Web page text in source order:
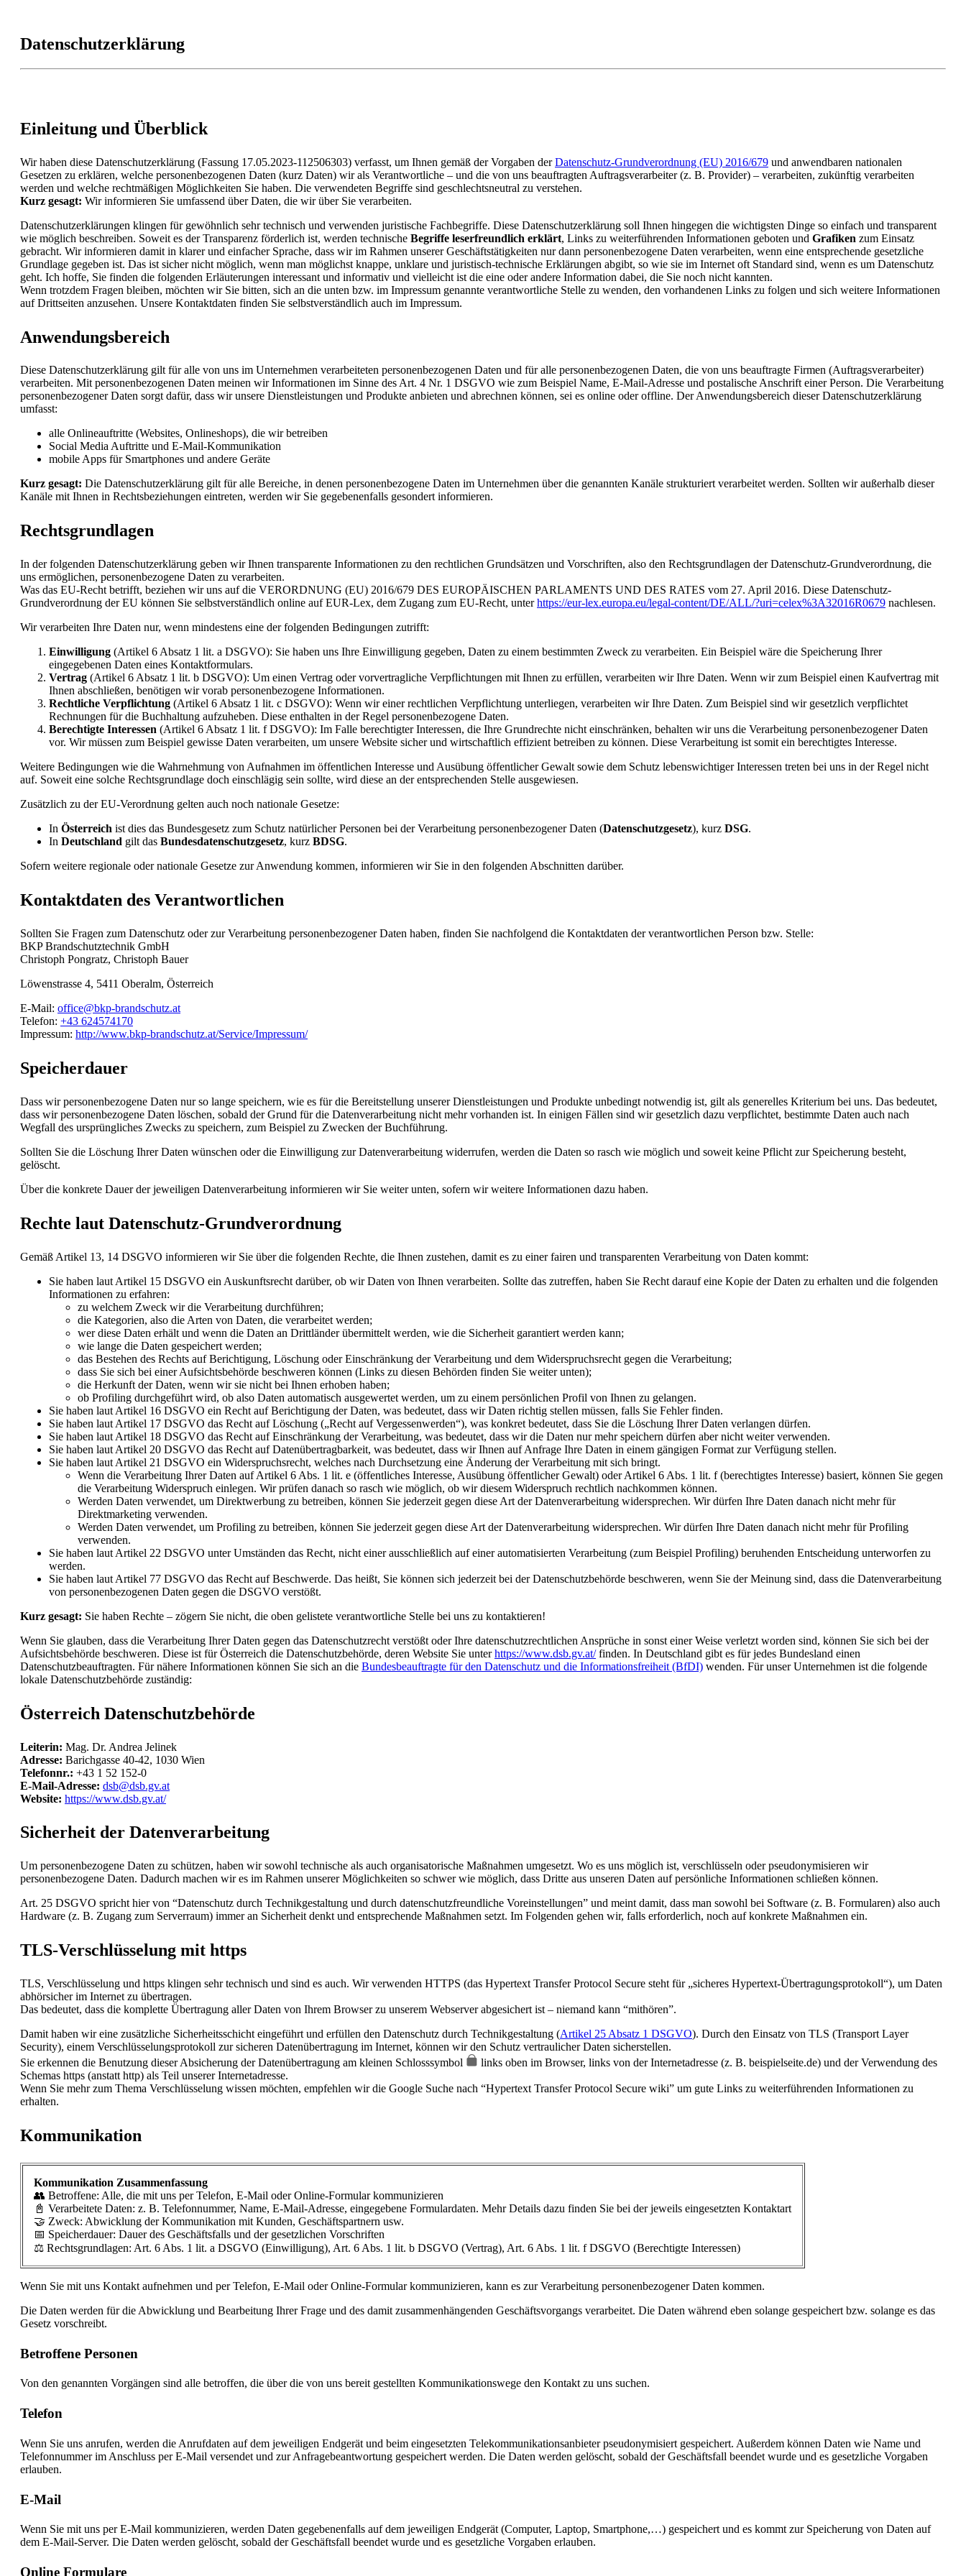
Datenschutzerklärung
Einleitung und Überblick
Wir haben diese Datenschutzerklärung (Fassung 17.05.2023-112506303) verfasst, um Ihnen gemäß der Vorgaben der Datenschutz-Grundverordnung (EU) 2016/679 und anwendbaren nationalen
Gesetzen zu erklären, welche personenbezogenen Daten (kurz Daten) wir als Verantwortliche – und die von uns beauftragten Auftragsverarbeiter (z. B. Provider) – verarbeiten, zukünftig verarbeiten
werden und welche rechtmäßigen Möglichkeiten Sie haben. Die verwendeten Begriffe sind geschlechtsneutral zu verstehen.
Kurz gesagt: Wir informieren Sie umfassend über Daten, die wir über Sie verarbeiten.
Datenschutzerklärungen klingen für gewöhnlich sehr technisch und verwenden juristische Fachbegriffe. Diese Datenschutzerklärung soll Ihnen hingegen die wichtigsten Dinge so einfach und transparent
wie möglich beschreiben. Soweit es der Transparenz förderlich ist, werden technische Begriffe leserfreundlich erklärt, Links zu weiterführenden Informationen geboten und Grafiken zum Einsatz
gebracht. Wir informieren damit in klarer und einfacher Sprache, dass wir im Rahmen unserer Geschäftstätigkeiten nur dann personenbezogene Daten verarbeiten, wenn eine entsprechende gesetzliche
Grundlage gegeben ist. Das ist sicher nicht möglich, wenn man möglichst knappe, unklare und juristisch-technische Erklärungen abgibt, so wie sie im Internet oft Standard sind, wenn es um Datenschutz
geht. Ich hoffe, Sie finden die folgenden Erläuterungen interessant und informativ und vielleicht ist die eine oder andere Information dabei, die Sie noch nicht kannten.
Wenn trotzdem Fragen bleiben, möchten wir Sie bitten, sich an die unten bzw. im Impressum genannte verantwortliche Stelle zu wenden, den vorhandenen Links zu folgen und sich weitere Informationen
auf Drittseiten anzusehen. Unsere Kontaktdaten finden Sie selbstverständlich auch im Impressum.
Anwendungsbereich
Diese Datenschutzerklärung gilt für alle von uns im Unternehmen verarbeiteten personenbezogenen Daten und für alle personenbezogenen Daten, die von uns beauftragte Firmen (Auftragsverarbeiter)
verarbeiten. Mit personenbezogenen Daten meinen wir Informationen im Sinne des Art. 4 Nr. 1 DSGVO wie zum Beispiel Name, E-Mail-Adresse und postalische Anschrift einer Person. Die Verarbeitung
personenbezogener Daten sorgt dafür, dass wir unsere Dienstleistungen und Produkte anbieten und abrechnen können, sei es online oder offline. Der Anwendungsbereich dieser Datenschutzerklärung
umfasst:
alle Onlineauftritte (Websites, Onlineshops), die wir betreiben
Social Media Auftritte und E-Mail-Kommunikation
mobile Apps für Smartphones und andere Geräte
Kurz gesagt: Die Datenschutzerklärung gilt für alle Bereiche, in denen personenbezogene Daten im Unternehmen über die genannten Kanäle strukturiert verarbeitet werden. Sollten wir außerhalb dieser
Kanäle mit Ihnen in Rechtsbeziehungen eintreten, werden wir Sie gegebenenfalls gesondert informieren.
Rechtsgrundlagen
In der folgenden Datenschutzerklärung geben wir Ihnen transparente Informationen zu den rechtlichen Grundsätzen und Vorschriften, also den Rechtsgrundlagen der Datenschutz-Grundverordnung, die
uns ermöglichen, personenbezogene Daten zu verarbeiten.
Was das EU-Recht betrifft, beziehen wir uns auf die VERORDNUNG (EU) 2016/679 DES EUROPÄISCHEN PARLAMENTS UND DES RATES vom 27. April 2016. Diese Datenschutz-
Grundverordnung der EU können Sie selbstverständlich online auf EUR-Lex, dem Zugang zum EU-Recht, unter https://eur-lex.europa.eu/legal-content/DE/ALL/?uri=celex%3A32016R0679 nachlesen.
Wir verarbeiten Ihre Daten nur, wenn mindestens eine der folgenden Bedingungen zutrifft:
Einwilligung (Artikel 6 Absatz 1 lit. a DSGVO): Sie haben uns Ihre Einwilligung gegeben, Daten zu einem bestimmten Zweck zu verarbeiten. Ein Beispiel wäre die Speicherung Ihrer
eingegebenen Daten eines Kontaktformulars.
Vertrag (Artikel 6 Absatz 1 lit. b DSGVO): Um einen Vertrag oder vorvertragliche Verpflichtungen mit Ihnen zu erfüllen, verarbeiten wir Ihre Daten. Wenn wir zum Beispiel einen Kaufvertrag mit
Ihnen abschließen, benötigen wir vorab personenbezogene Informationen.
Rechtliche Verpflichtung (Artikel 6 Absatz 1 lit. c DSGVO): Wenn wir einer rechtlichen Verpflichtung unterliegen, verarbeiten wir Ihre Daten. Zum Beispiel sind wir gesetzlich verpflichtet
Rechnungen für die Buchhaltung aufzuheben. Diese enthalten in der Regel personenbezogene Daten.
Berechtigte Interessen (Artikel 6 Absatz 1 lit. f DSGVO): Im Falle berechtigter Interessen, die Ihre Grundrechte nicht einschränken, behalten wir uns die Verarbeitung personenbezogener Daten
vor. Wir müssen zum Beispiel gewisse Daten verarbeiten, um unsere Website sicher und wirtschaftlich effizient betreiben zu können. Diese Verarbeitung ist somit ein berechtigtes Interesse.
Weitere Bedingungen wie die Wahrnehmung von Aufnahmen im öffentlichen Interesse und Ausübung öffentlicher Gewalt sowie dem Schutz lebenswichtiger Interessen treten bei uns in der Regel nicht
auf. Soweit eine solche Rechtsgrundlage doch einschlägig sein sollte, wird diese an der entsprechenden Stelle ausgewiesen.
Zusätzlich zu der EU-Verordnung gelten auch noch nationale Gesetze:
In Österreich ist dies das Bundesgesetz zum Schutz natürlicher Personen bei der Verarbeitung personenbezogener Daten (Datenschutzgesetz), kurz DSG.
In Deutschland gilt das Bundesdatenschutzgesetz, kurz BDSG.
Sofern weitere regionale oder nationale Gesetze zur Anwendung kommen, informieren wir Sie in den folgenden Abschnitten darüber.
Kontaktdaten des Verantwortlichen
Sollten Sie Fragen zum Datenschutz oder zur Verarbeitung personenbezogener Daten haben, finden Sie nachfolgend die Kontaktdaten der verantwortlichen Person bzw. Stelle:
BKP Brandschutztechnik GmbH
Christoph Pongratz, Christoph Bauer
Löwenstrasse 4, 5411 Oberalm, Österreich
E-Mail: office@bkp-brandschutz.at
Telefon: +43 624574170
Impressum: http://www.bkp-brandschutz.at/Service/Impressum/
Speicherdauer
Dass wir personenbezogene Daten nur so lange speichern, wie es für die Bereitstellung unserer Dienstleistungen und Produkte unbedingt notwendig ist, gilt als generelles Kriterium bei uns. Das bedeutet,
dass wir personenbezogene Daten löschen, sobald der Grund für die Datenverarbeitung nicht mehr vorhanden ist. In einigen Fällen sind wir gesetzlich dazu verpflichtet, bestimmte Daten auch nach
Wegfall des ursprüngliches Zwecks zu speichern, zum Beispiel zu Zwecken der Buchführung.
Sollten Sie die Löschung Ihrer Daten wünschen oder die Einwilligung zur Datenverarbeitung widerrufen, werden die Daten so rasch wie möglich und soweit keine Pflicht zur Speicherung besteht,
gelöscht.
Über die konkrete Dauer der jeweiligen Datenverarbeitung informieren wir Sie weiter unten, sofern wir weitere Informationen dazu haben.
Rechte laut Datenschutz-Grundverordnung
Gemäß Artikel 13, 14 DSGVO informieren wir Sie über die folgenden Rechte, die Ihnen zustehen, damit es zu einer fairen und transparenten Verarbeitung von Daten kommt:
Sie haben laut Artikel 15 DSGVO ein Auskunftsrecht darüber, ob wir Daten von Ihnen verarbeiten. Sollte das zutreffen, haben Sie Recht darauf eine Kopie der Daten zu erhalten und die folgenden
Informationen zu erfahren:
zu welchem Zweck wir die Verarbeitung durchführen;
die Kategorien, also die Arten von Daten, die verarbeitet werden;
wer diese Daten erhält und wenn die Daten an Drittländer übermittelt werden, wie die Sicherheit garantiert werden kann;
wie lange die Daten gespeichert werden;
das Bestehen des Rechts auf Berichtigung, Löschung oder Einschränkung der Verarbeitung und dem Widerspruchsrecht gegen die Verarbeitung;
dass Sie sich bei einer Aufsichtsbehörde beschweren können (Links zu diesen Behörden finden Sie weiter unten);
die Herkunft der Daten, wenn wir sie nicht bei Ihnen erhoben haben;
ob Profiling durchgeführt wird, ob also Daten automatisch ausgewertet werden, um zu einem persönlichen Profil von Ihnen zu gelangen.
Sie haben laut Artikel 16 DSGVO ein Recht auf Berichtigung der Daten, was bedeutet, dass wir Daten richtig stellen müssen, falls Sie Fehler finden.
Sie haben laut Artikel 17 DSGVO das Recht auf Löschung („Recht auf Vergessenwerden“), was konkret bedeutet, dass Sie die Löschung Ihrer Daten verlangen dürfen.
Sie haben laut Artikel 18 DSGVO das Recht auf Einschränkung der Verarbeitung, was bedeutet, dass wir die Daten nur mehr speichern dürfen aber nicht weiter verwenden.
Sie haben laut Artikel 20 DSGVO das Recht auf Datenübertragbarkeit, was bedeutet, dass wir Ihnen auf Anfrage Ihre Daten in einem gängigen Format zur Verfügung stellen.
Sie haben laut Artikel 21 DSGVO ein Widerspruchsrecht, welches nach Durchsetzung eine Änderung der Verarbeitung mit sich bringt.
Wenn die Verarbeitung Ihrer Daten auf Artikel 6 Abs. 1 lit. e (öffentliches Interesse, Ausübung öffentlicher Gewalt) oder Artikel 6 Abs. 1 lit. f (berechtigtes Interesse) basiert, können Sie gegen
die Verarbeitung Widerspruch einlegen. Wir prüfen danach so rasch wie möglich, ob wir diesem Widerspruch rechtlich nachkommen können.
Werden Daten verwendet, um Direktwerbung zu betreiben, können Sie jederzeit gegen diese Art der Datenverarbeitung widersprechen. Wir dürfen Ihre Daten danach nicht mehr für
Direktmarketing verwenden.
Werden Daten verwendet, um Profiling zu betreiben, können Sie jederzeit gegen diese Art der Datenverarbeitung widersprechen. Wir dürfen Ihre Daten danach nicht mehr für Profiling
verwenden.
Sie haben laut Artikel 22 DSGVO unter Umständen das Recht, nicht einer ausschließlich auf einer automatisierten Verarbeitung (zum Beispiel Profiling) beruhenden Entscheidung unterworfen zu
werden.
Sie haben laut Artikel 77 DSGVO das Recht auf Beschwerde. Das heißt, Sie können sich jederzeit bei der Datenschutzbehörde beschweren, wenn Sie der Meinung sind, dass die Datenverarbeitung
von personenbezogenen Daten gegen die DSGVO verstößt.
Kurz gesagt: Sie haben Rechte – zögern Sie nicht, die oben gelistete verantwortliche Stelle bei uns zu kontaktieren!
Wenn Sie glauben, dass die Verarbeitung Ihrer Daten gegen das Datenschutzrecht verstößt oder Ihre datenschutzrechtlichen Ansprüche in sonst einer Weise verletzt worden sind, können Sie sich bei der
Aufsichtsbehörde beschweren. Diese ist für Österreich die Datenschutzbehörde, deren Website Sie unter https://www.dsb.gv.at/ finden. In Deutschland gibt es für jedes Bundesland einen
Datenschutzbeauftragten. Für nähere Informationen können Sie sich an die Bundesbeauftragte für den Datenschutz und die Informationsfreiheit (BfDI) wenden. Für unser Unternehmen ist die folgende
lokale Datenschutzbehörde zuständig:
Österreich Datenschutzbehörde
Leiterin: Mag. Dr. Andrea Jelinek
Adresse: Barichgasse 40-42, 1030 Wien
Telefonnr.: +43 1 52 152-0
E-Mail-Adresse: dsb@dsb.gv.at
Website: https://www.dsb.gv.at/
Sicherheit der Datenverarbeitung
Um personenbezogene Daten zu schützen, haben wir sowohl technische als auch organisatorische Maßnahmen umgesetzt. Wo es uns möglich ist, verschlüsseln oder pseudonymisieren wir
personenbezogene Daten. Dadurch machen wir es im Rahmen unserer Möglichkeiten so schwer wie möglich, dass Dritte aus unseren Daten auf persönliche Informationen schließen können.
Art. 25 DSGVO spricht hier von “Datenschutz durch Technikgestaltung und durch datenschutzfreundliche Voreinstellungen” und meint damit, dass man sowohl bei Software (z. B. Formularen) also auch
Hardware (z. B. Zugang zum Serverraum) immer an Sicherheit denkt und entsprechende Maßnahmen setzt. Im Folgenden gehen wir, falls erforderlich, noch auf konkrete Maßnahmen ein.
TLS-Verschlüsselung mit https
TLS, Verschlüsselung und https klingen sehr technisch und sind es auch. Wir verwenden HTTPS (das Hypertext Transfer Protocol Secure steht für „sicheres Hypertext-Übertragungsprotokoll“), um Daten
abhörsicher im Internet zu übertragen.
Das bedeutet, dass die komplette Übertragung aller Daten von Ihrem Browser zu unserem Webserver abgesichert ist – niemand kann “mithören”.
Damit haben wir eine zusätzliche Sicherheitsschicht eingeführt und erfüllen den Datenschutz durch Technikgestaltung (Artikel 25 Absatz 1 DSGVO). Durch den Einsatz von TLS (Transport Layer
Security), einem Verschlüsselungsprotokoll zur sicheren Datenübertragung im Internet, können wir den Schutz vertraulicher Daten sicherstellen.
Sie erkennen die Benutzung dieser Absicherung der Datenübertragung am kleinen Schlosssymbol
links oben im Browser, links von der Internetadresse (z. B. beispielseite.de) und der Verwendung des
Schemas https (anstatt http) als Teil unserer Internetadresse.
Wenn Sie mehr zum Thema Verschlüsselung wissen möchten, empfehlen wir die Google Suche nach “Hypertext Transfer Protocol Secure wiki” um gute Links zu weiterführenden Informationen zu
erhalten.
Kommunikation
Kommunikation Zusammenfassung
👥 Betroffene: Alle, die mit uns per Telefon, E-Mail oder Online-Formular kommunizieren
📓 Verarbeitete Daten: z. B. Telefonnummer, Name, E-Mail-Adresse, eingegebene Formulardaten. Mehr Details dazu finden Sie bei der jeweils eingesetzten Kontaktart
🤝 Zweck: Abwicklung der Kommunikation mit Kunden, Geschäftspartnern usw.
📅 Speicherdauer: Dauer des Geschäftsfalls und der gesetzlichen Vorschriften
⚖️ Rechtsgrundlagen: Art. 6 Abs. 1 lit. a DSGVO (Einwilligung), Art. 6 Abs. 1 lit. b DSGVO (Vertrag), Art. 6 Abs. 1 lit. f DSGVO (Berechtigte Interessen)
Wenn Sie mit uns Kontakt aufnehmen und per Telefon, E-Mail oder Online-Formular kommunizieren, kann es zur Verarbeitung personenbezogener Daten kommen.
Die Daten werden für die Abwicklung und Bearbeitung Ihrer Frage und des damit zusammenhängenden Geschäftsvorgangs verarbeitet. Die Daten während eben solange gespeichert bzw. solange es das
Gesetz vorschreibt.
Betroffene Personen
Von den genannten Vorgängen sind alle betroffen, die über die von uns bereit gestellten Kommunikationswege den Kontakt zu uns suchen.
Telefon
Wenn Sie uns anrufen, werden die Anrufdaten auf dem jeweiligen Endgerät und beim eingesetzten Telekommunikationsanbieter pseudonymisiert gespeichert. Außerdem können Daten wie Name und
Telefonnummer im Anschluss per E-Mail versendet und zur Anfragebeantwortung gespeichert werden. Die Daten werden gelöscht, sobald der Geschäftsfall beendet wurde und es gesetzliche Vorgaben
erlauben.
E-Mail
Wenn Sie mit uns per E-Mail kommunizieren, werden Daten gegebenenfalls auf dem jeweiligen Endgerät (Computer, Laptop, Smartphone,…) gespeichert und es kommt zur Speicherung von Daten auf
dem E-Mail-Server. Die Daten werden gelöscht, sobald der Geschäftsfall beendet wurde und es gesetzliche Vorgaben erlauben.
Online Formulare